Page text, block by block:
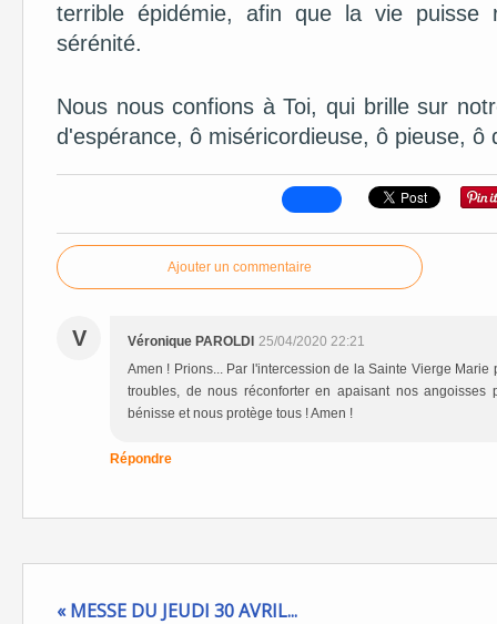
terrible épidémie, afin que la vie puisse
sérénité.
Nous nous confions à Toi, qui brille sur
d'espérance, ô miséricordieuse, ô pieuse, ô
Ajouter un commentaire
V Véronique PAROLDI 25/04/2020 22:21
Amen ! Prions... Par l'intercession de la Sainte Vierge
troubles, de nous réconforter en apaisant nos
bénisse et nous protège tous ! Amen !
Répondre
« MESSE DU JEUDI 30 AVRIL...